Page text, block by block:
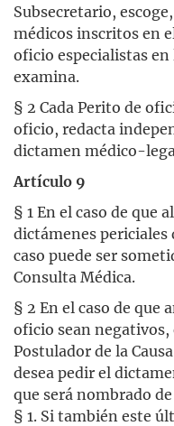
Subsecretario,
médicos inscritos en
oficio especialistas en
examina.
§ 2 Cada Perito de
oficio, redacta
dictamen médico-
Artículo 9
§ 1 En el caso de que
dictámenes
caso puede ser
Consulta Médica.
§ 2 En el caso de que
oficio sean
Postulador de la
desea pedir el
que será nombrado
§ 1. Si también este